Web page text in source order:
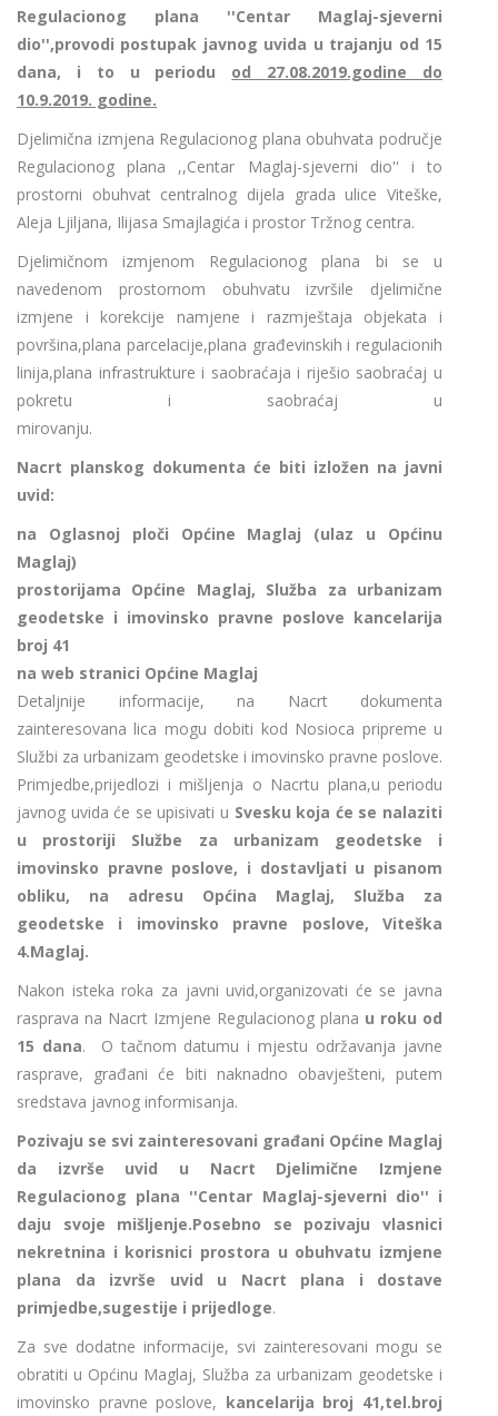
Regulacionog plana ''Centar Maglaj-sjeverni
dio'',provodi postupak javnog uvida u trajanju od 15
dana, i to u periodu od 27.08.2019.godine do
10.9.2019. godine.
Djelimična izmjena Regulacionog plana obuhvata područje
Regulacionog plana ,,Centar Maglaj-sjeverni dio'' i to
prostorni obuhvat centralnog dijela grada ulice Viteške,
Aleja Ljiljana, Ilijasa Smajlagića i prostor Tržnog centra.
Djelimičnom izmjenom Regulacionog plana bi se u
navedenom prostornom obuhvatu izvršile djelimične
izmjene i korekcije namjene i razmještaja objekata i
površina,plana parcelacije,plana građevinskih i regulacionih
linija,plana infrastrukture i saobraćaja i riješio saobraćaj u
pokretu i saobraćaj u
Nacrt planskog dokumenta će biti izložen na javni
uvid:
na Oglasnoj ploči Općine Maglaj (ulaz u Općinu
Maglaj)
prostorijama Općine Maglaj, Služba za urbanizam
geodetske i imovinsko pravne poslove kancelarija
broj 41
na web stranici Općine Maglaj
Detaljnije informacije, na Nacrt dokumenta
zainteresovana lica mogu dobiti kod Nosioca pripreme u
Službi za urbanizam geodetske i imovinsko pravne poslove.
Primjedbe,prijedlozi i mišljenja o Nacrtu plana,u periodu
javnog uvida će se upisivati u Svesku koja će se nalaziti
u prostoriji Službe za urbanizam geodetske i
imovinsko pravne poslove, i dostavljati u pisanom
obliku, na adresu Općina Maglaj, Služba za
geodetske i imovinsko pravne poslove, Viteška
4.Maglaj.
Nakon isteka roka za javni uvid,organizovati će se javna
rasprava na Nacrt Izmjene Regulacionog plana u roku od
15 dana. O tačnom datumu i mjestu održavanja javne
rasprave, građani će biti naknadno obavješteni, putem
sredstava javnog informisanja.
Pozivaju se svi zainteresovani građani Općine Maglaj
da izvrše uvid u Nacrt Djelimične Izmjene
Regulacionog plana ''Centar Maglaj-sjeverni dio'' i
daju svoje mišljenje.Posebno se pozivaju vlasnici
nekretnina i korisnici prostora u obuhvatu izmjene
plana da izvrše uvid u Nacrt plana i dostave
primjedbe,sugestije i prijedloge.
Za sve dodatne informacije, svi zainteresovani mogu se
obratiti u Općinu Maglaj, Služba za urbanizam geodetske i
imovinsko pravne poslove, kancelarija broj 41,tel.broj